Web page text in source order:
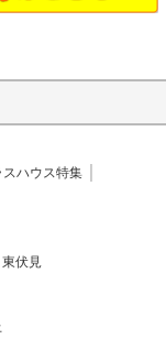
スハウス特集
東伏見